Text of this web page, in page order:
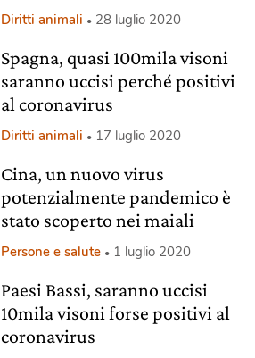
Diritti animali 28 luglio 2020
Spagna, quasi 100mila visoni
saranno uccisi perché positivi
al coronavirus
Diritti animali 17 luglio 2020
Cina, un nuovo virus
potenzialmente pandemico è
stato scoperto nei maiali
Persone e salute 1 luglio 2020
Paesi Bassi, saranno uccisi
10mila visoni forse positivi al
coronavirus